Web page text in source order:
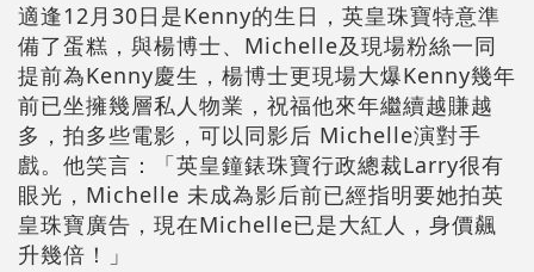
適逢12月30日是Kenny的生日，英皇珠寶特意準
備了蛋糕，與楊博士、Michelle及現場粉絲一同
提前為Kenny慶生，楊博士更現場大爆Kenny幾年
前已坐擁幾層私人物業，祝福他來年繼續越賺越
多，拍多些電影，可以同影后 Michelle演對手
戲。他笑言：「英皇鐘錶珠寶行政總裁Larry很有
眼光，Michelle 未成為影后前已經指明要她拍英
皇珠寶廣告，現在Michelle已是大紅人，身價飆
升幾倍！」